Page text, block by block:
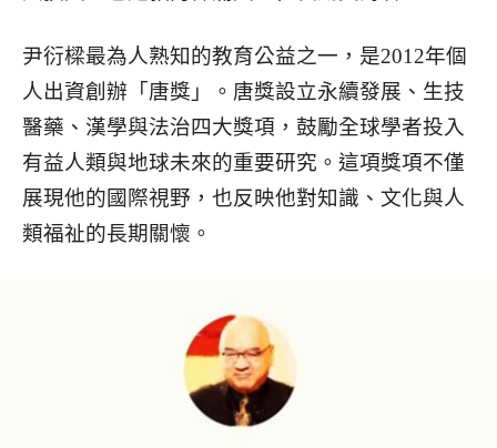
尹衍樑最為人熟知的教育公益之一，是2012年個
人出資創辦「唐獎」。唐獎設立永續發展、生技
醫藥、漢學與法治四大獎項，鼓勵全球學者投入
有益人類與地球未來的重要研究。這項獎項不僅
展現他的國際視野，也反映他對知識、文化與人
類福祉的長期關懷。